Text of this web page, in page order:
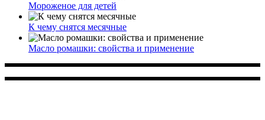
Мороженое для детей
К чему снятся месячные
Масло ромашки: свойства и применение